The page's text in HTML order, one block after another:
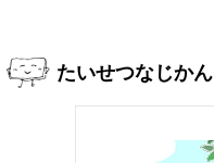
たいせつなじかん